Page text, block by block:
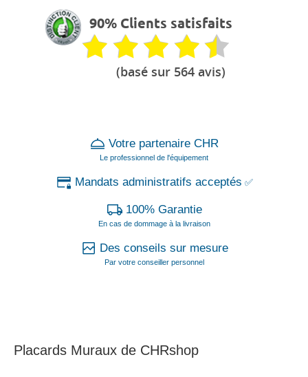
90% Clients satisfaits
(basé sur 564 avis)
Votre partenaire CHR
Le professionnel de l'équipement
Mandats administratifs acceptés ✅
100% Garantie
En cas de dommage à la livraison
Des conseils sur mesure
Par votre conseiller personnel
Placards Muraux de CHRshop